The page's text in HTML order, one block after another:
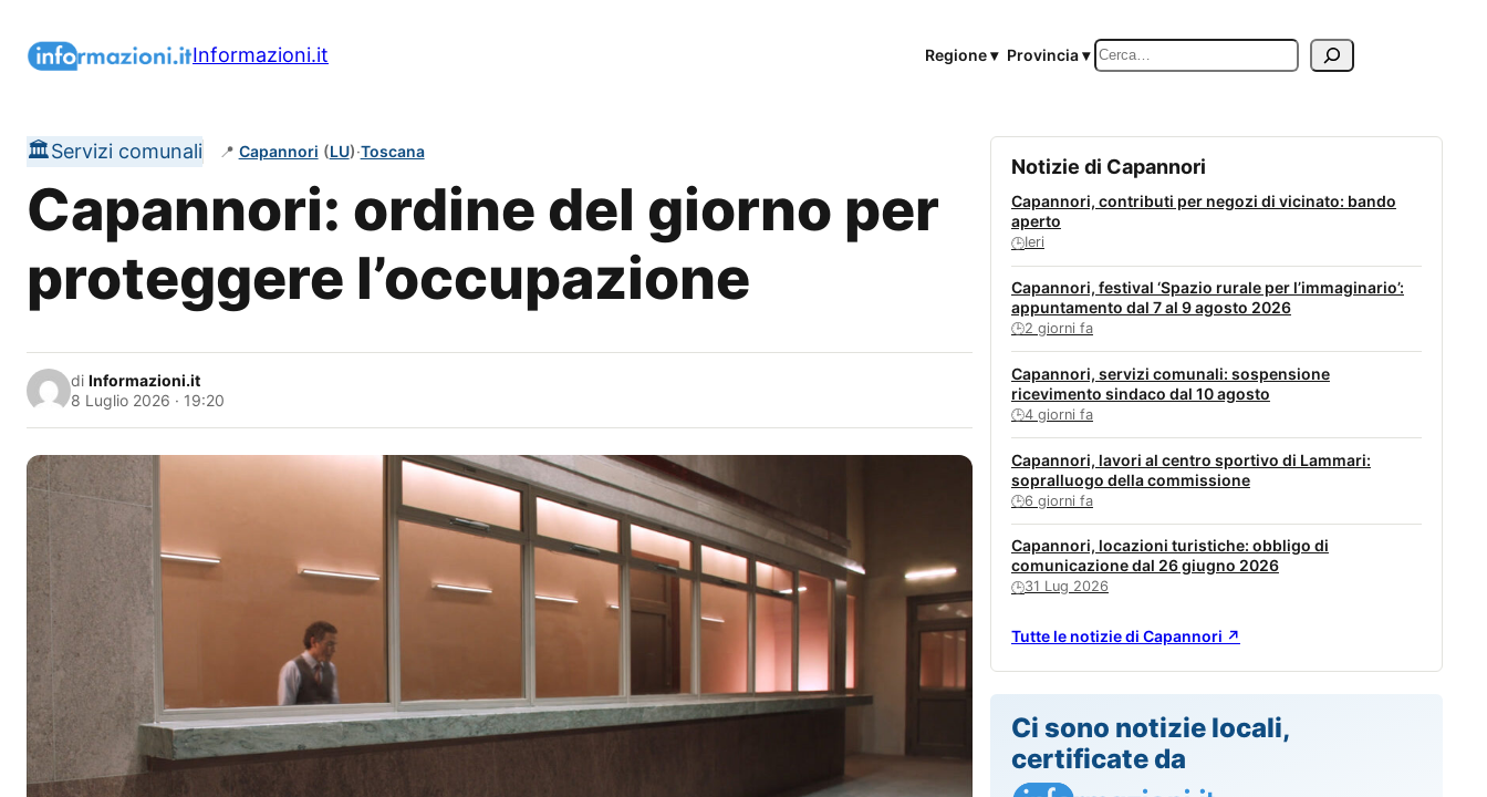
Informazioni.it Regione ▾ Provincia ▾ Cerca
🏛️Servizi comunali 📍 Capannori (LU)·Toscana
Capannori: ordine del giorno per
proteggere l’occupazione
di Informazioni.it
8 Luglio 2026 · 19:20
Notizie di Capannori
Capannori, contributi per negozi di vicinato: bando
aperto
🕒Ieri
Capannori, festival ‘Spazio rurale per l’immaginario’:
appuntamento dal 7 al 9 agosto 2026
🕒2 giorni fa
Capannori, servizi comunali: sospensione
ricevimento sindaco dal 10 agosto
🕒4 giorni fa
Capannori, lavori al centro sportivo di Lammari:
sopralluogo della commissione
🕒6 giorni fa
Capannori, locazioni turistiche: obbligo di
comunicazione dal 26 giugno 2026
🕒31 Lug 2026
Tutte le notizie di Capannori ↗
Ci sono notizie locali,
certificate da